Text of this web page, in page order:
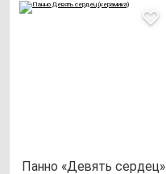
Пан­но «Девять сер­дец»